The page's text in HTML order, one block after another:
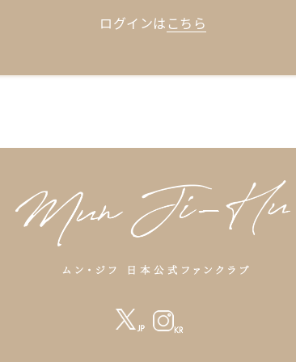
ログインは こちら